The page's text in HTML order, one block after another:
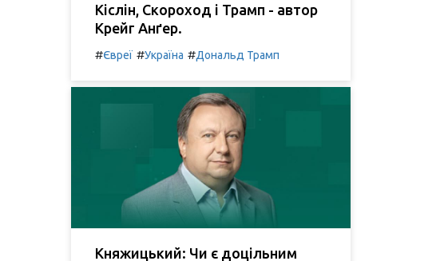
Кіслін, Скороход і Трамп - автор
Крейг Анґер.
#Євреї #Україна #Дональд Трамп
Княжицький: Чи є доцільним